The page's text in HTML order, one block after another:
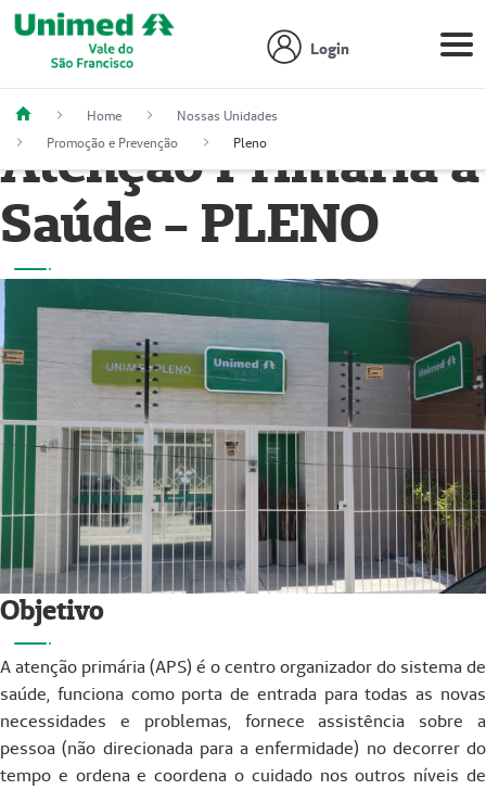
Login
Home
Nossas Unidades
Promoção e Prevenção
Pleno
Atenção Primária à
Saúde - PLENO
Objetivo
A atenção primária (APS) é o centro organizador do sistema de
saúde, funciona como porta de entrada para todas as novas
necessidades e problemas, fornece assistência sobre a
pessoa (não direcionada para a enfermidade) no decorrer do
tempo e ordena e coordena o cuidado nos outros níveis de